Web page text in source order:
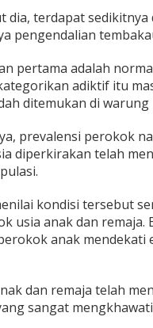
s
i
m
a
s
B
s
a
T
i
g
g
a
l
o
g
a
dia, terdapat
pengendalian
pertama adalah
adiktif itu
ditemukan di
prevalensi perokok
diperkirakan telah
kondisi tersebut
usia anak dan remaja.
anak mendekati
dan remaja telah
sangat